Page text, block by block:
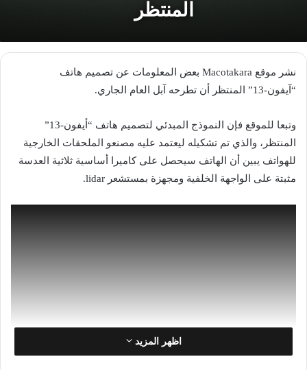
المنتظر
نشر موقع Macotakara بعض المعلومات عن تصميم هاتف
“آيفون-13” المنتظر أن تطرحه آبل العام الجاري.
وتبعا للموقع فإن النموذج المبدئي لتصميم هاتف “أيفون-13”
المنتظر، والذي تم تشكيله ليعتمد عليه مصنعو الملحقات الخارجية
للهواتف يبين أن الهاتف سيحصل على كاميرا أساسية ثلاثية العدسة
مثبتة على الواجهة الخلفية ومجهزة بمستشعر lidar.
اظهر المزيد